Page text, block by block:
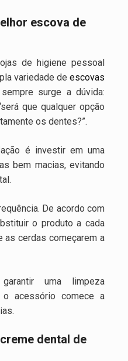
escova de
de higiene pessoal
variedade de escovas
surge a dúvida:
que qualquer opção
os dentes?”.
é investir em uma
bem macias, evitando
De acordo com
o produto a cada
cerdas começarem a
uma limpeza
acessório comece a
dental de